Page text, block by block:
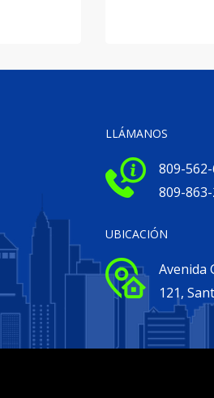
LLÁMANOS
809-
809-863-
UBICACIÓN
Avenida
121,